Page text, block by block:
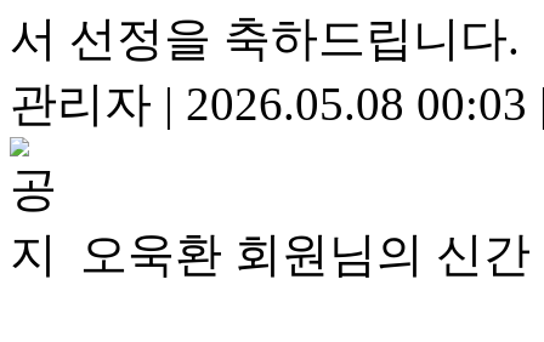
서 선정을 축하드립니다.
관리자 | 2026.05.08 00:03
오욱환 회원님의 신